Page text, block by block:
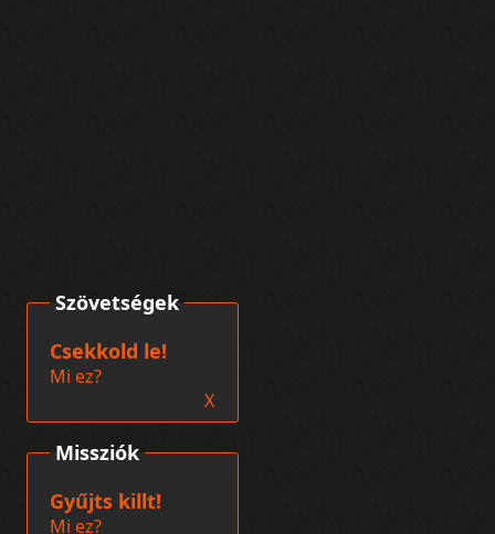
Missziók
Gyűjts killt!
Mi ez?
Szövetségek
Csekkold le!
Mi ez?
X